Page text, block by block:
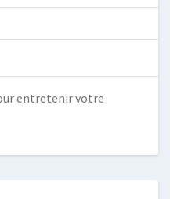
entretenir votre